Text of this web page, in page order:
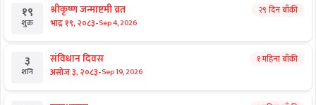
१९
शुक्र
श्रीकृष्ण जन्माष्टमी व्रत
भाद्र १९, २०८३-Sep 4, 2026
२९ दिन बाँकी
३
शनि
संविधान दिवस
असोज ३, २०८३-Sep 19, 2026
१ महिना बाँकी